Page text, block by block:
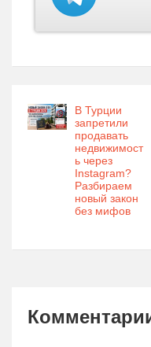
В Турции
запретили
продавать
недвижимост
ь через
Instagram?
Разбираем
новый закон
без мифов